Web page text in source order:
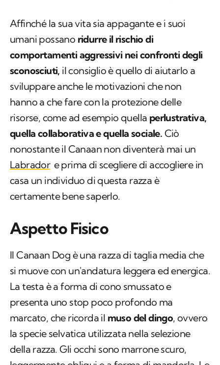
Affinché la sua vita sia appagante e i suoi
umani possano ridurre il rischio di
comportamenti aggressivi nei confronti degli
sconosciuti, il consiglio è quello di aiutarlo a
sviluppare anche le motivazioni che non
hanno a che fare con la protezione delle
risorse, come ad esempio quella perlustrativa,
quella collaborativa e quella sociale. Ciò
nonostante il Canaan non diventerà mai un
Labrador e prima di scegliere di accogliere in
casa un individuo di questa razza è
certamente bene saperlo.
Aspetto Fisico
Il Canaan Dog è una razza di taglia media che
si muove con un'andatura leggera ed energica.
La testa è a forma di cono smussato e
presenta uno stop poco profondo ma
marcato, che ricorda il muso del dingo, ovvero
la specie selvatica utilizzata nella selezione
della razza. Gli occhi sono marrone scuro,